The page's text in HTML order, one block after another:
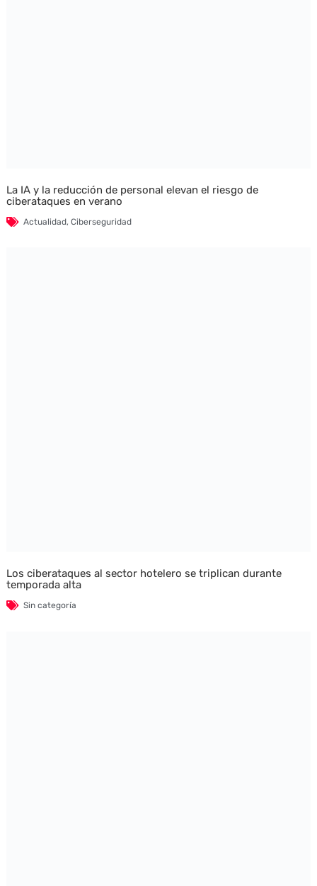
La IA y la reducción de personal elevan el riesgo de
ciberataques en verano
Actualidad, Ciberseguridad
Los ciberataques al sector hotelero se triplican durante
temporada alta
Sin categoría